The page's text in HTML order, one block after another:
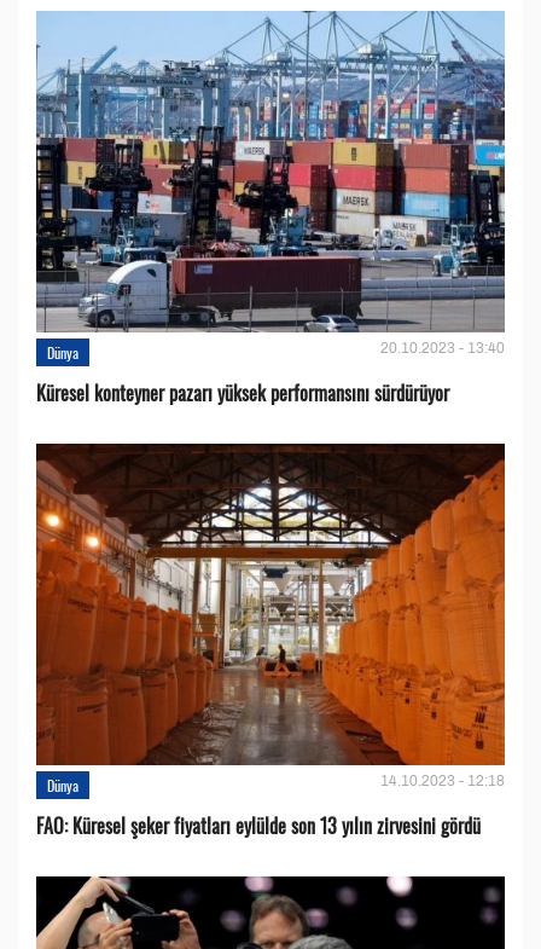
Dünya 20.10.2023 - 13:40
Küresel konteyner pazarı yüksek performansını sürdürüyor
Dünya 14.10.2023 - 12:18
FAO: Küresel şeker fiyatları eylülde son 13 yılın zirvesini gördü